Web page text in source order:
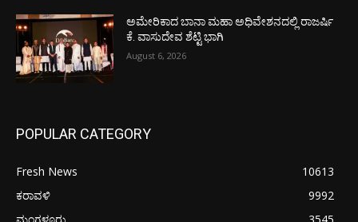
ಅಮೇರಿಕಾದ ಬಾನಾ ಮಹಾ ಅಧಿವೇಶನದಲ್ಲಿ ರಾಜರ್ಷಿ
ಕೆ. ವಾಸುದೇವ ಶೆಟ್ಟಿ ಭಾಗಿ
August 6, 2026
POPULAR CATEGORY
Fresh News
10613
ಕರಾವಳಿ
9992
ಮಂಗಳೂರು
3545